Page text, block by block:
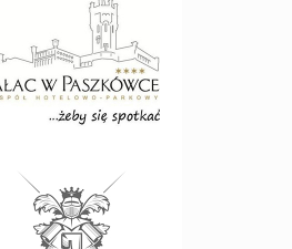
www.paszkowka.pl
Pałac Tłokinia